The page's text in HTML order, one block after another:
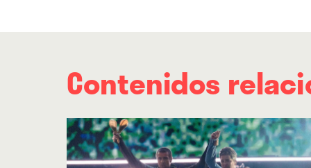
Contenidos